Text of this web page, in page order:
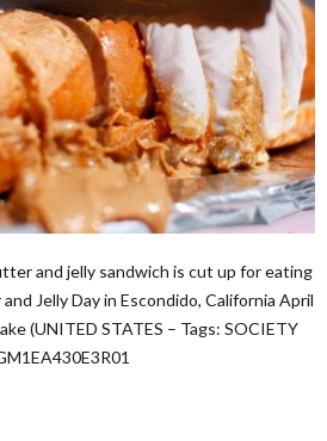
and jelly sandwich is cut up for eating
Jelly Day in Escondido, California April
(UNITED STATES – Tags: SOCIETY